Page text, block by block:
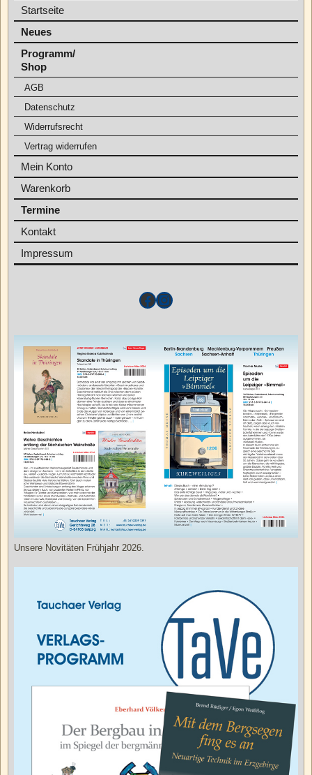
Startseite
Neues
Programm/
Shop
AGB
Datenschutz
Widerrufsrecht
Vertrag widerrufen
Mein Konto
Warenkorb
Termine
Kontakt
Impressum
Unsere Novitäten Frühjahr 2026.